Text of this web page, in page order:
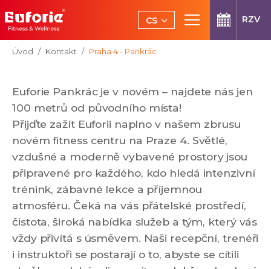
Přeskočit na hlavní obsah
CS
EN
RZV
Jsi tady:
Úvod Kontakt Praha 4 - Pankrác
Euforie Pankrác je v novém – najdete nás jen
100 metrů od původního místa!
Přijďte zažít Euforii naplno v našem zbrusu
novém fitness centru na Praze 4. Světlé,
vzdušné a moderně vybavené prostory jsou
připravené pro každého, kdo hledá intenzivní
trénink, zábavné lekce a příjemnou
atmosféru. Čeká na vás přátelské prostředí,
čistota, široká nabídka služeb a tým, který vás
vždy přivítá s úsměvem. Naši recepční, trenéři
i instruktoři se postarají o to, abyste se cítili